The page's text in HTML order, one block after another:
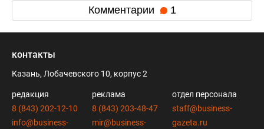
Комментарии 1
контакты
Казань, Лобачевского 10, корпус 2
редакция
8 (843) 202-12-10
info@business-
реклама
8 (843) 203-48-47
mir@business-
отдел персонала
staff@business-
gazeta.ru